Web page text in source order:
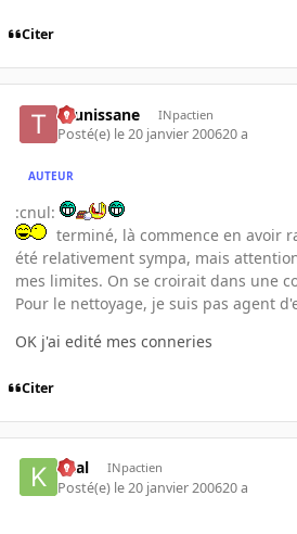
Citer
tounissane INpactien
Posté(e) le 20 janvier 200620 a
AUTEUR
:cnul:
terminé, là commence en avoir
été relativement sympa, mais
mes limites. On se croirait dans une
Pour le nettoyage, je suis pas agent
OK j'ai edité mes conneries
Citer
kaal INpactien
Posté(e) le 20 janvier 200620 a